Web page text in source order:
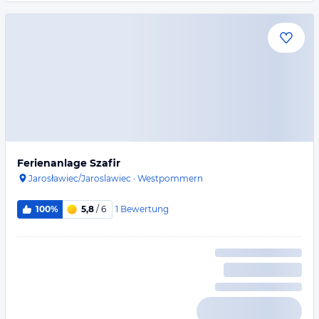
Ferienanlage Szafir
Jarosławiec/Jaroslawiec · Westpommern
100% 5,8 / 6 1 Bewertung